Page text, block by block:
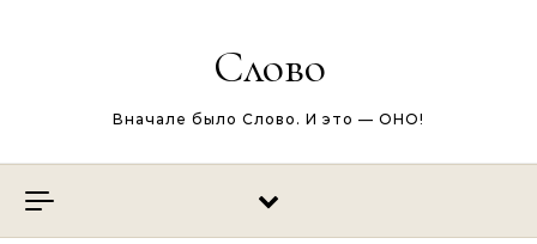
Слово
Вначале было Слово. И это — ОНО!